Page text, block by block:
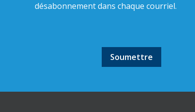
désabonnement dans chaque courriel.